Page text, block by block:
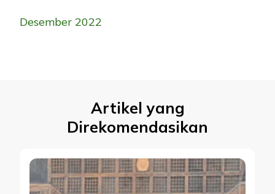
Desember 2022
Artikel yang
Direkomendasikan